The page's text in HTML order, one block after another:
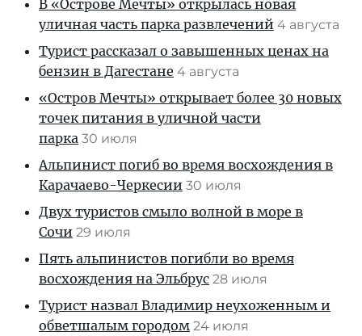
В «Острове Мечты» открылась новая
уличная часть парка развлечений 4 августа
Турист рассказал о завышенных ценах на
бензин в Дагестане 4 августа
«Остров Мечты» открывает более 30 новых
точек питания в уличной части
парка 30 июля
Альпинист погиб во время восхождения в
Карачаево-Черкесии 30 июля
Двух туристов смыло волной в море в
Сочи 29 июля
Пять альпинистов погибли во время
восхождения на Эльбрус 28 июля
Турист назвал Владимир неухоженным и
обветшалым городом 24 июля